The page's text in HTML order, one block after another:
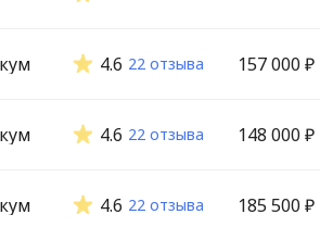
4.6 22 отзыва 157 000 ₽
4.6 22 отзыва 148 000 ₽
4.6 22 отзыва 185 500 ₽